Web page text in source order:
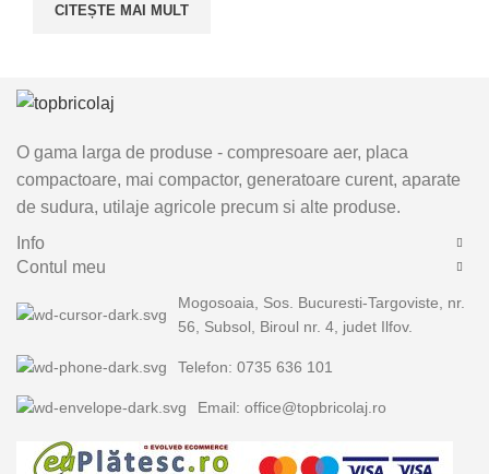
CITEȘTE MAI MULT
O gama larga de produse - compresoare aer, placa
compactoare, mai compactor, generatoare curent, aparate
de sudura, utilaje agricole precum si alte produse.
Info
Contul meu
Mogosoaia, Sos. Bucuresti-Targoviste, nr.
56, Subsol, Biroul nr. 4, judet Ilfov.
Telefon: 0735 636 101
Email: office@topbricolaj.ro